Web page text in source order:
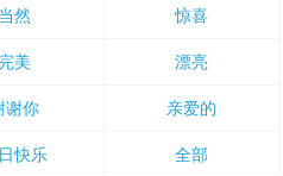
当然 惊喜
完美 漂亮
谢你 亲爱的
快乐 全部